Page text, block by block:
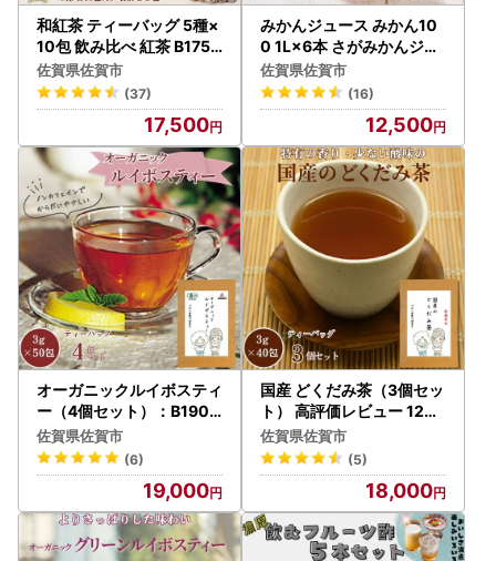
和紅茶 ティーバッグ 5種×
10包 飲み比べ 紅茶 B175-
011
佐賀県佐賀市
(37)
17,500
みかんジュース みかん10
0 1L×6本 さがみかんジュ
ース：B125-029
佐賀県佐賀市
(16)
12,500
オーガニックルイボスティ
ー（4個セット）：B190-
010
佐賀県佐賀市
(6)
19,000
国産 どくだみ茶（3個セッ
ト） 高評価レビュー 120
杯分 佐賀県 佐賀市 がばい
農園：B180-019
佐賀県佐賀市
(5)
18,000